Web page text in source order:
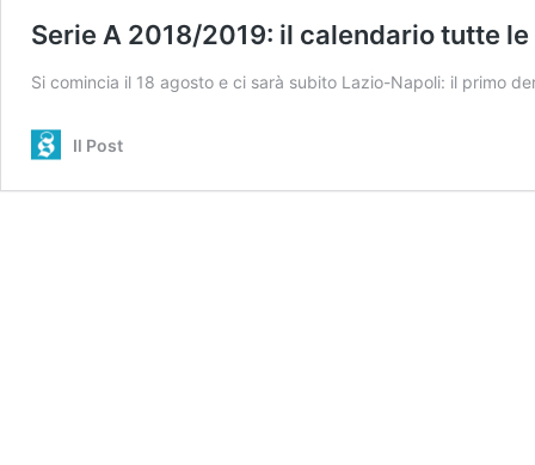
Serie A 2018/2019: il calendario tutte
Si comincia il 18 agosto e ci sarà subito Lazio-Napoli: il primo
Il Post